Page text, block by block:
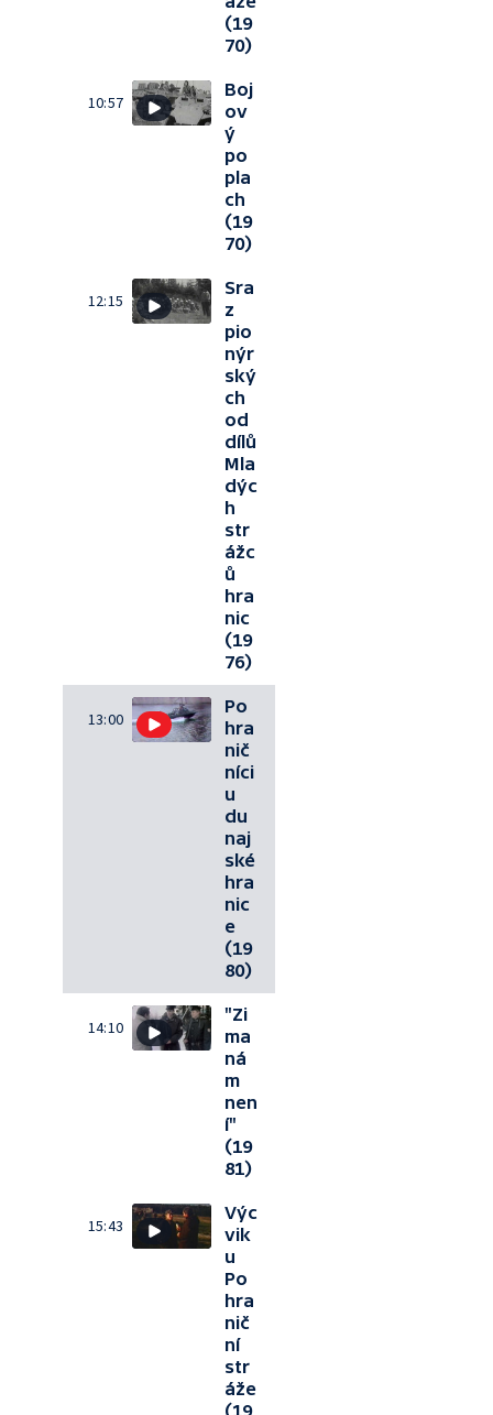
(19
70)
10:57
Boj
ov
ý
po
pla
ch
(19
70)
12:15
Sra
z
pio
nýr
ský
ch
od
dílů
Mla
dýc
h
str
ážc
ů
hra
nic
(19
76)
13:00
Po
hra
nič
níci
u
du
naj
ské
hra
nic
e
(19
80)
14:10
"Zi
ma
ná
m
nen
í"
(19
81)
15:43
Výc
vik
u
Po
hra
nič
ní
str
áže
(19